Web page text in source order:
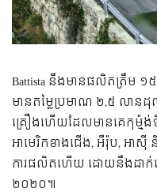
Battista នឹង​មាន​ផលិត​ត្រឹម​
មាន​តម្លៃ​ប្រមាណ ២,៥ លាន​
គ្រឿង​ហើយ​ដែល​មាន​គេ​កុម្
អាមេរិក​ខាង​ជើង, អឺរ៉ុប, អាស៊ី
ការ​ផលិត​ហើយ ដោយ​នឹង​​ដាក់​ផ្
២០២០៕​​​